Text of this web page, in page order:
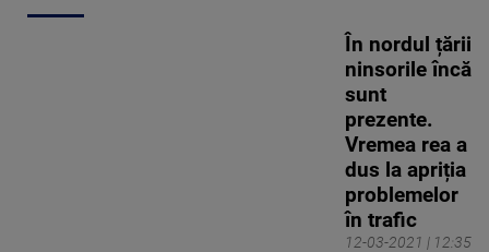
12-03-2021 | 12:35
În nordul țării
ninsorile încă
sunt
prezente.
Vremea rea a
dus la apriția
problemelor
în trafic